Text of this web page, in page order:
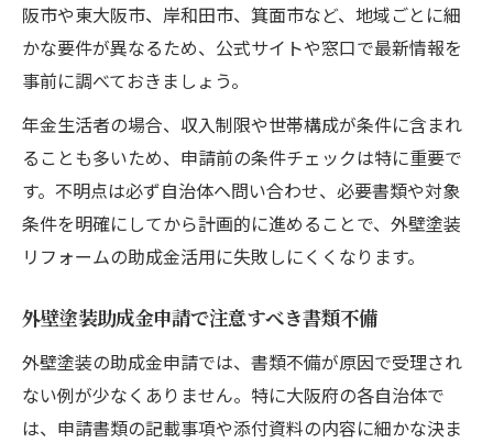
阪市や東大阪市、岸和田市、箕面市など、地域ごとに細
かな要件が異なるため、公式サイトや窓口で最新情報を
事前に調べておきましょう。
年金生活者の場合、収入制限や世帯構成が条件に含まれ
ることも多いため、申請前の条件チェックは特に重要で
す。不明点は必ず自治体へ問い合わせ、必要書類や対象
条件を明確にしてから計画的に進めることで、外壁塗装
リフォームの助成金活用に失敗しにくくなります。
外壁塗装助成金申請で注意すべき書類不備
外壁塗装の助成金申請では、書類不備が原因で受理され
ない例が少なくありません。特に大阪府の各自治体で
は、申請書類の記載事項や添付資料の内容に細かな決ま